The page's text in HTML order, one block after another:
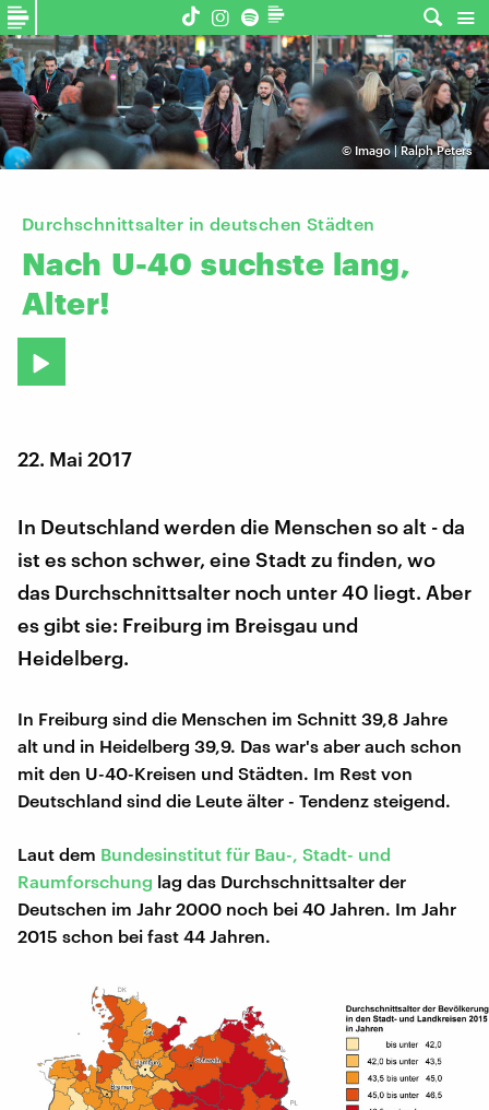
© Imago | Ralph Peters
Durchschnittsalter in deutschen Städten
Nach U-40 suchste lang,
Alter!
22. Mai 2017
In Deutschland werden die Menschen so alt - da
ist es schon schwer, eine Stadt zu finden, wo
das Durchschnittsalter noch unter 40 liegt. Aber
es gibt sie: Freiburg im Breisgau und
Heidelberg.
In Freiburg sind die Menschen im Schnitt 39,8 Jahre
alt und in Heidelberg 39,9. Das war's aber auch schon
mit den U-40-Kreisen und Städten. Im Rest von
Deutschland sind die Leute älter - Tendenz steigend.
Laut dem Bundesinstitut für Bau-, Stadt- und
Raumforschung lag das Durchschnittsalter der
Deutschen im Jahr 2000 noch bei 40 Jahren. Im Jahr
2015 schon bei fast 44 Jahren.